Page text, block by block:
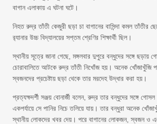
বাগান এলাকায় এ ঘটনা ঘটে।
নিহত রুদ্র তাঁতী কেজুরী ছড়া চা বাগানের বাসিন্দা কমল তাঁতীর
র‍্যানার উচ্চ বিদ্যালয়ের সপ্তম শ্রেণির শিক্ষার্থী ছিল।
স্থানীয় সূত্রে জানা গেছে, মঙ্গলবার দুপুরে বন্ধুদের সঙ্গে ছড়ায়
চোরাবালিতে আটকে রুদ্র তাঁতী নিখোঁজ হয়। অনেক খোঁজাখুঁজি
স্বজনদের প্রচেষ্টায় ছড়া থেকে তার মরদেহ উদ্ধার করা হয়।
প্রত্যক্ষদর্শী সঞ্জয় বোনার্জী বলেন, রুদ্র তার বন্ধুদের সঙ্গে
একপর্যায়ে সে পানির নিচে তলিয়ে যায়। তার বন্ধুরা অনেক
স্থানীয় লোকদের খবর দেয়। পরে বাগানের লোকজন, স্বজন ও